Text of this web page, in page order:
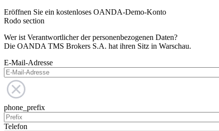
Eröffnen Sie ein kostenloses OANDA-Demo-Konto
Rodo section
Wer ist Verantwortlicher der personenbezogenen Daten?
Die OANDA TMS Brokers S.A. hat ihren Sitz in Warschau.
E-Mail-Adresse
phone_prefix
Telefon